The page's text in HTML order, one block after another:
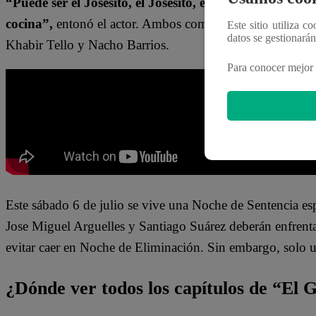
cocina”, entonó el actor. Ambos compartieron un
Khabir Tello y Nacho Barrios.
Este sábado 6 de julio se vive una Noche de Sentencia
Jose Miguel Arguelles y Santiago Suárez deberán
evitar caer en Noche de Eliminación. Sin embargo, solo
¿Dónde ver todos los capítulos de “El
Este sitio utiliza
datos se
Para conocer